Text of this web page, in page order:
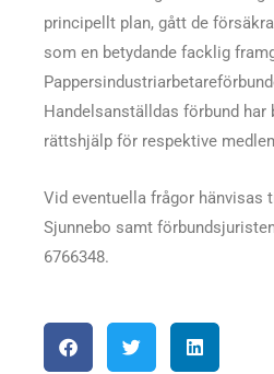
principellt plan, gått de
som en betydande facklig
Handelsanställdas förbund
rättshjälp för respektive
Vid eventuella frågor hänvisas
Sjunnebo samt
6766348.